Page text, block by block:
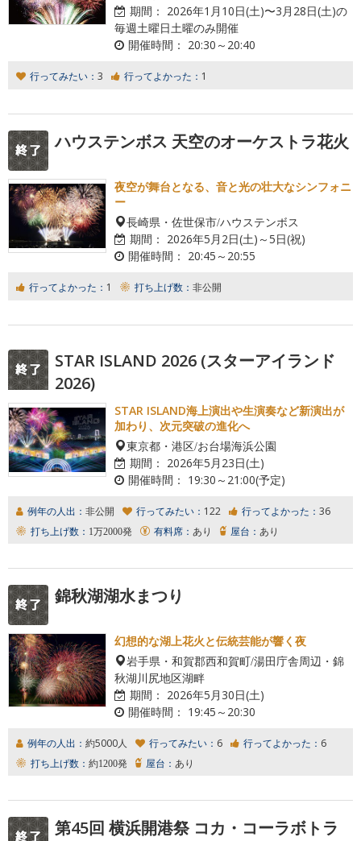
期間： 2026年1月10日(土)〜3月28日(土)の
毎週土曜日土曜のみ開催
開催時間： 20:30～20:40
行ってみたい： 3 行ってよかった： 1
ハウステンボス 天空のオーケストラ花火
夜空が舞台となる、音と光の壮大なシンフォニ
ー
長崎県・佐世保市/ハウステンボス
期間： 2026年5月2日(土)～5日(祝)
開催時間： 20:45～20:55
行ってよかった： 1 打ち上げ数： 非公開
STAR ISLAND 2026 (スターアイランド
2026)
STAR ISLAND海上演出や生演奏など新演出が
加わり、次元突破の進化へ
東京都・港区/お台場海浜公園
期間： 2026年5月23日(土)
開催時間： 19:30～21:00(予定)
例年の人出： 非公開 行ってみたい： 122 行ってよかった： 36
打ち上げ数： 1万2000発 有料席： あり 屋台： あり
錦秋湖湖水まつり
幻想的な湖上花火と伝統芸能が響く夜
岩手県・和賀郡西和賀町/湯田庁舎周辺・錦
秋湖川尻地区湖畔
期間： 2026年5月30日(土)
開催時間： 19:45～20:30
例年の人出： 約5000人 行ってみたい： 6 行ってよかった： 6
打ち上げ数： 約1200発 屋台： あり
第45回 横浜開港祭 コカ・コーラボトラ